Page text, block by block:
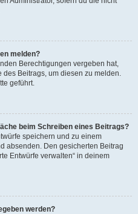
melden?
Berechtigungen vergeben hat,
Beitrags, um diesen zu melden.
geführt.
beim Schreiben eines Beitrags?
speichern und zu einem
absenden. Den gesicherten Beitrag
Entwürfe verwalten“ in deinem
werden?